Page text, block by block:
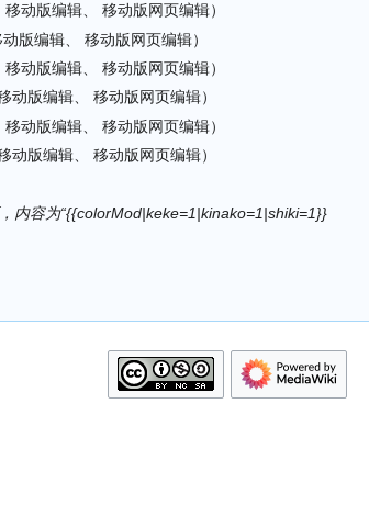
移动版编辑
移动版网页编辑
动版编辑
移动版网页编辑
移动版编辑
移动版网页编辑
动版编辑
移动版网页编辑
移动版编辑
移动版网页编辑
动版编辑
移动版网页编辑
内容为“{{colorMod|keke=1|kinako=1|shiki=1}}